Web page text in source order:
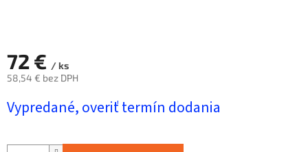
72 € / ks
58,54 € bez DPH
cena:
Vypredané, overiť termín dodania